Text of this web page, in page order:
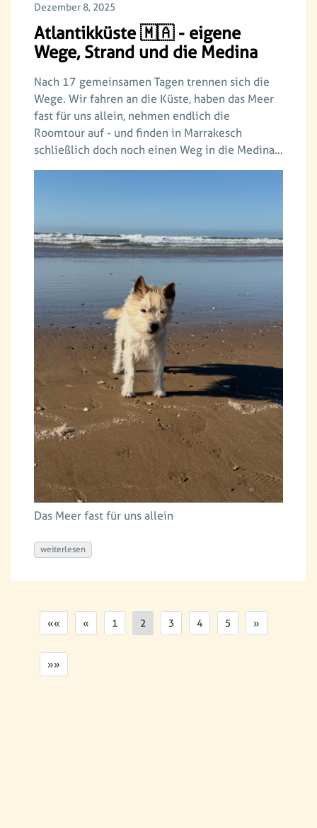
Dezember 8, 2025
Atlantikküste 🇲🇦 - eigene
Wege, Strand und die Medina
Nach 17 gemeinsamen Tagen trennen sich die
Wege. Wir fahren an die Küste, haben das Meer
fast für uns allein, nehmen endlich die
Roomtour auf - und finden in Marrakesch
schließlich doch noch einen Weg in die Medina…
Das Meer fast für uns allein
weiterlesen
«« « 1 2 3 4 5 »
»»